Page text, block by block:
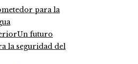
Un futuro
la seguridad del